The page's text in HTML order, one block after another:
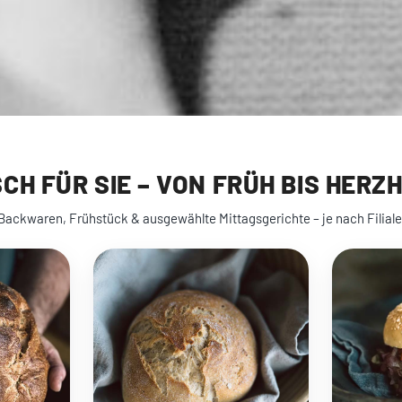
FÜR SIE – VON FRÜH BIS
Frühstück & ausgewählte Mittagsgerichte – je nach